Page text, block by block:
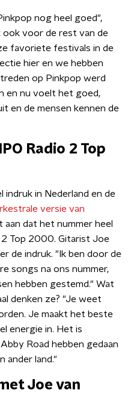
nog heel goed",
ook voor de rest van de
favoriete festivals in de
hier en we hebben
op Pinkpop werd
en nu voelt het goed,
en de mensen kennen de
Radio 2 Top
indruk in Nederland en de
versie van
aan dat het nummer heel
Top 2000. Gitarist Joe
de indruk. "Ik ben door de
songs na ons nummer,
hebben gestemd." Wat
denken ze? "Je weet
Je maakt het beste
energie in. Het is
Road hebben gedaan
ander land."
Joe van